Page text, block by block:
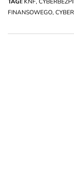
TAGI: KNF,
FINANSOWEGO,